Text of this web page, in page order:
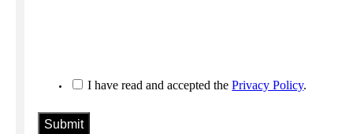
I have read and accepted thePrivacy Policy.
Submit